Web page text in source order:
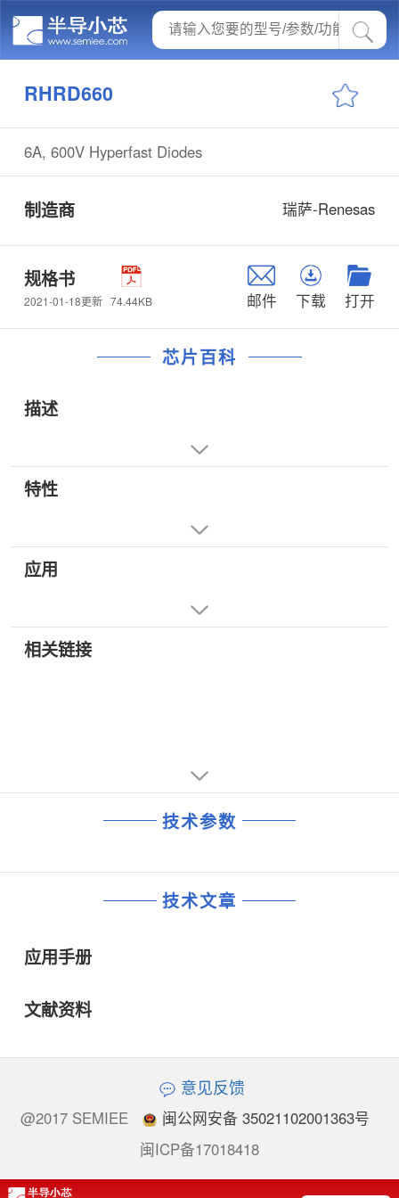
RHRD660
6A, 600V Hyperfast Diodes
制造商 瑞萨-Renesas
规格书
2021-01-18更新 74.44KB 邮件 下载 打开
芯片百科
描述
特性
应用
相关链接
技术参数
技术文章
应用手册
文献资料
意见反馈
@2017 SEMIEE
闽公网安备 35021102001363号
闽ICP备17018418